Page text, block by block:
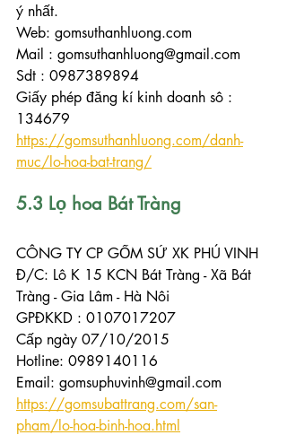
ý nhất.
Web: gomsuthanhluong.com
Mail : gomsuthanhluong@gmail.com
Sdt : 0987389894
Giấy phép đăng kí kinh doanh sô :
134679
https://gomsuthanhluong.com/danh-
muc/lo-hoa-bat-trang/
5.3 Lọ hoa Bát Tràng
CÔNG TY CP GỐM SỨ XK PHÚ VINH
Đ/C: Lô K 15 KCN Bát Tràng - Xã Bát
Tràng - Gia Lâm - Hà Nôi
GPĐKKD : 0107017207
Cấp ngày 07/10/2015
Hotline: 0989140116
Email: gomsuphuvinh@gmail.com
https://gomsubattrang.com/san-
pham/lo-hoa-binh-hoa.html